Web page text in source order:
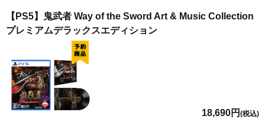
【PS5】鬼武者 Way of the Sword Art & Music Collection
プレミアムデラックスエディション
18,690円 (税込)